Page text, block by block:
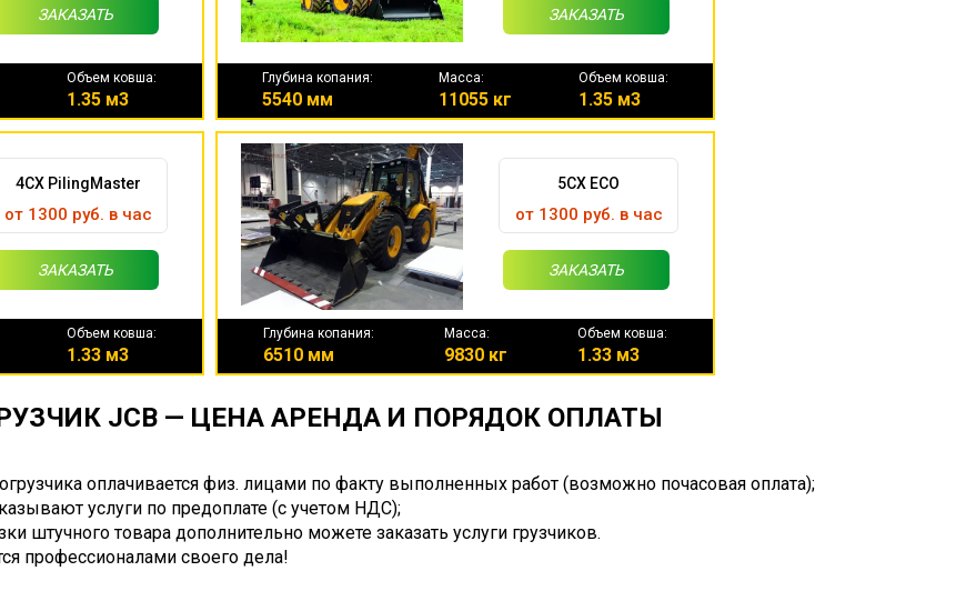
ЗАКАЗАТЬ
Объем ковша:
1.35 м3
ЗАКАЗАТЬ
Глубина копания:
5540 мм
Масса:
11055 кг
Объем ковша:
1.35 м3
4CX PilingMaster
от 1300 руб. в час
ЗАКАЗАТЬ
Объем ковша:
1.33 м3
5CX ECO
от 1300 руб. в час
ЗАКАЗАТЬ
Глубина копания:
6510 мм
Масса:
9830 кг
Объем ковша:
1.33 м3
JCB — ЦЕНА АРЕНДА И ПОРЯДОК ОПЛАТЫ
оплачивается физ. лицами по факту выполненных работ (возможно почасовая оплата);
услуги по предоплате (с учетом НДС);
штучного товара дополнительно можете заказать услуги грузчиков.
профессионалами своего дела!